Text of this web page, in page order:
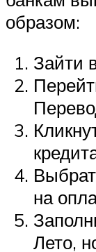
образом:
Зайти
на
Лето,